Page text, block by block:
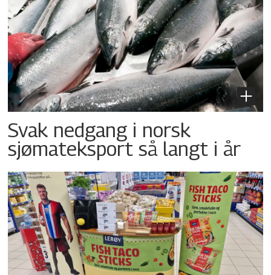
Svak nedgang i norsk
sjømateksport så langt i år